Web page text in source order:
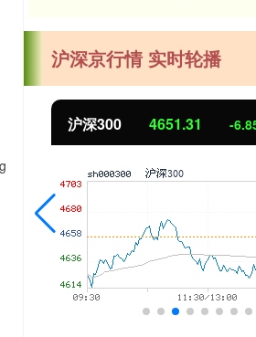
沪深京行情 实时轮播
北证50 1122.88 3.42